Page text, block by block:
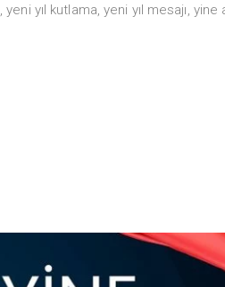
,yeni yıl kutlama,yeni yıl mesajı, yine